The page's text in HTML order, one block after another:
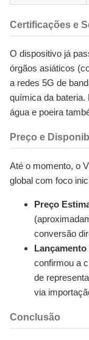
Certificações e
O dispositivo já
órgãos asiáticos
a redes 5G de
química da bateria.
água e poeira
Preço e
Até o momento, o
global com foco
Preço
conversão
confirmou a
de
via
Conclusão